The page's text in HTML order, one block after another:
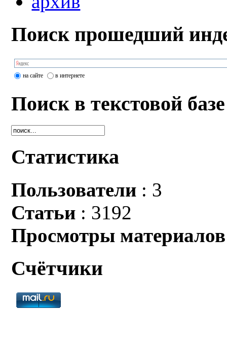
Поиск прошедший
на сайте в интернете
Поиск в текстовой базе
Статистика
Пользователи : 3
Статьи : 3192
Просмотры материалов
Счётчики